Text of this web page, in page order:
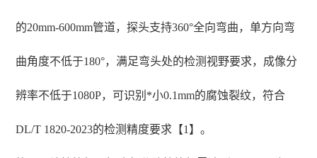
的20mm-600mm管道，探头支持360°全向弯曲，单方向弯
曲角度不低于180°，满足弯头处的检测视野要求，成像分
辨率不低于1080P，可识别*小0.1mm的腐蚀裂纹，符合
DL/T 1820-2023的检测精度要求【1】。